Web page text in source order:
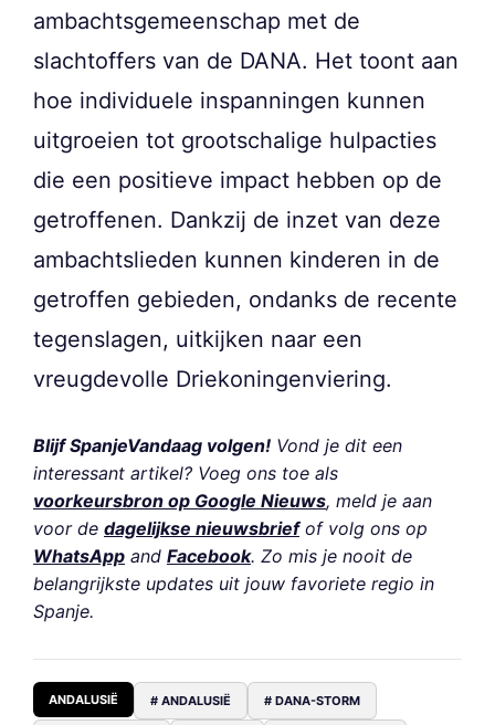
ambachtsgemeenschap met de
slachtoffers van de DANA. Het toont aan
hoe individuele inspanningen kunnen
uitgroeien tot grootschalige hulpacties
die een positieve impact hebben op de
getroffenen. Dankzij de inzet van deze
ambachtslieden kunnen kinderen in de
getroffen gebieden, ondanks de recente
tegenslagen, uitkijken naar een
vreugdevolle Driekoningenviering.
Blijf SpanjeVandaag volgen! Vond je dit een
interessant artikel? Voeg ons toe als
voorkeursbron op Google Nieuws, meld je aan
voor de dagelijkse nieuwsbriefof volg ons op
WhatsApp and Facebook. Zo mis je nooit de
belangrijkste updates uit jouw favoriete regio in
Spanje.
ANDALUSIË # ANDALUSIË # DANA-STORM